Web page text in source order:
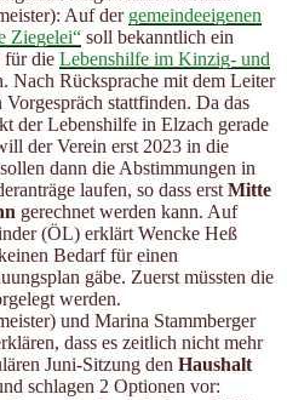
Auf der gemeindeeigenen
Ziegelei“ soll bekanntlich ein
für die Lebenshilfe im Kinzig- und
Nach Rücksprache mit dem Leiter
stattfinden. Da das
der Lebenshilfe in Elzach gerade
der Verein erst 2023 in die
dann die Abstimmungen in
laufen, so dass erst Mitte
gerechnet werden kann. Auf
(ÖL) erklärt Wencke Heß
Bedarf für einen
gäbe. Zuerst müssten die
werden.
und Marina Stammberger
dass es zeitlich nicht mehr
Juni-Sitzung den Haushalt
schlagen 2 Optionen vor: